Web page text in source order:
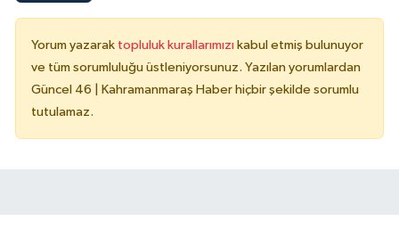
Yorum yazarak topluluk kurallarımızı kabul etmiş bulunuyor
ve tüm sorumluluğu üstleniyorsunuz. Yazılan yorumlardan
Güncel 46 | Kahramanmaraş Haber hiçbir şekilde sorumlu
tutulamaz.